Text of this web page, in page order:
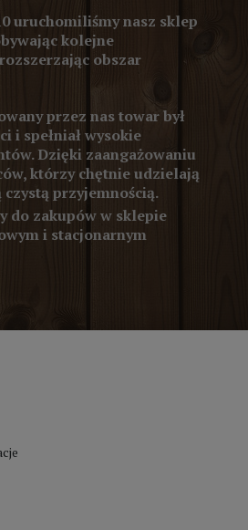
uruchomiliśmy nasz sklep
kolejne
obszar
przez nas towar był
i spełniał wysokie
Dzięki zaangażowaniu
którzy chętnie udzielają
czystą przyjemnością.
do zakupów w sklepie
i stacjonarnym